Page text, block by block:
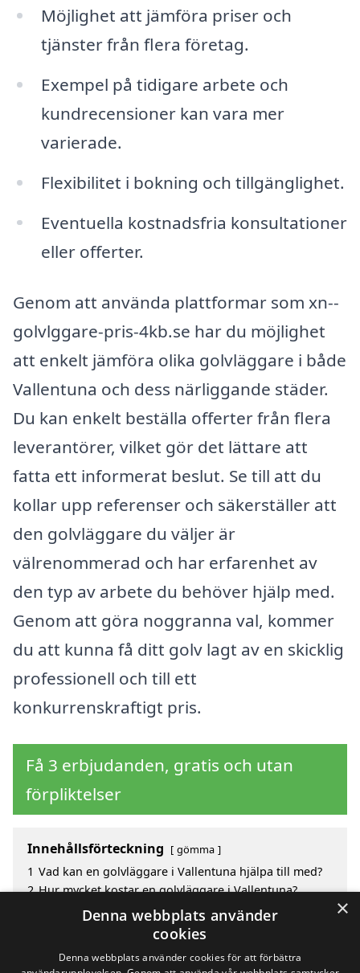
Möjlighet att jämföra priser och
tjänster från flera företag.
Exempel på tidigare arbete och
kundrecensioner kan vara mer
varierade.
Flexibilitet i bokning och tillgänglighet.
Eventuella kostnadsfria konsultationer
eller offerter.
Genom att använda plattformar som xn--
golvlggare-pris-4kb.se har du möjlighet
att enkelt jämföra olika golvläggare i både
Vallentuna och dess närliggande städer.
Du kan enkelt beställa offerter från flera
leverantörer, vilket gör det lättare att
fatta ett informerat beslut. Se till att du
kollar upp referenser och säkerställer att
den golvläggare du väljer är
välrenommerad och har erfarenhet av
den typ av arbete du behöver hjälp med.
Genom att göra noggranna val, kommer
du att kunna få ditt golv lagt av en skicklig
professionell och till ett
konkurrenskraftigt pris.
Få 3 erbjudanden, gratis och utan
förpliktelser
Innehållsförteckning gömma
1 Vad kan en golvläggare i Vallentuna hjälpa till med?
2 Hur mycket kostar en golvläggare i Vallentuna?
Fördelar med att välja golvläggare i Vallentuna
Sök efter en skicklig golvläggare i de omgivande
×
Denna webbplats använder
cookies
Denna webbplats använder cookies för att förbättra